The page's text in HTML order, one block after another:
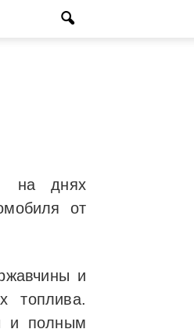
на днях
от
и
топлива.
и полным